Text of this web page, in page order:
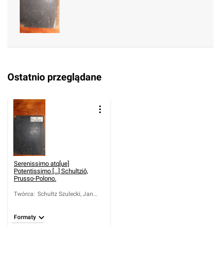
Ostatnio przeglądane
Serenissimo atq[ue]
Potentissimo [...] Schultziô,
Prusso-Polono.
Twórca: Schultz Szulecki, Jan
Formaty